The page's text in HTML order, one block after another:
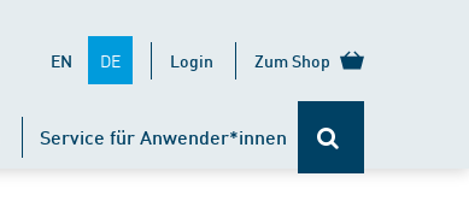
EN DE Login Zum Shop
Service für Anwender*innen